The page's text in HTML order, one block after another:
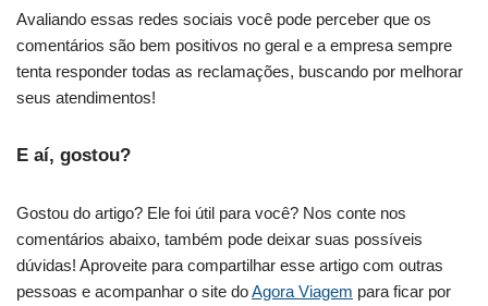
Avaliando essas redes sociais você pode perceber que os
comentários são bem positivos no geral e a empresa sempre
tenta responder todas as reclamações, buscando por melhorar
seus atendimentos!
E aí, gostou?
Gostou do artigo? Ele foi útil para você? Nos conte nos
comentários abaixo, também pode deixar suas possíveis
dúvidas! Aproveite para compartilhar esse artigo com outras
pessoas e acompanhar o site doAgora Viagem para ficar por